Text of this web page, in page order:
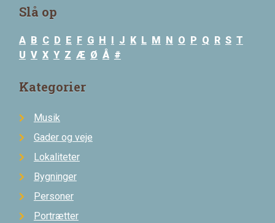
Slå op
A B C D E F G H J K L M N O P Q R S T
U V X Y Z Æ Ø Å #
Kategorier
Musik
Gader og veje
Lokaliteter
Bygninger
Personer
Portrætter